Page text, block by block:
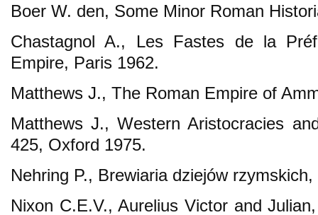
Boer W. den, Some Minor Roman
Chastagnol A., Les Fastes de la
Empire, Paris 1962.
Matthews J., The Roman Empire of
Matthews J., Western Aristocracies
425, Oxford 1975.
Nehring P., Brewiaria dziejów
Nixon C.E.V., Aurelius Victor and